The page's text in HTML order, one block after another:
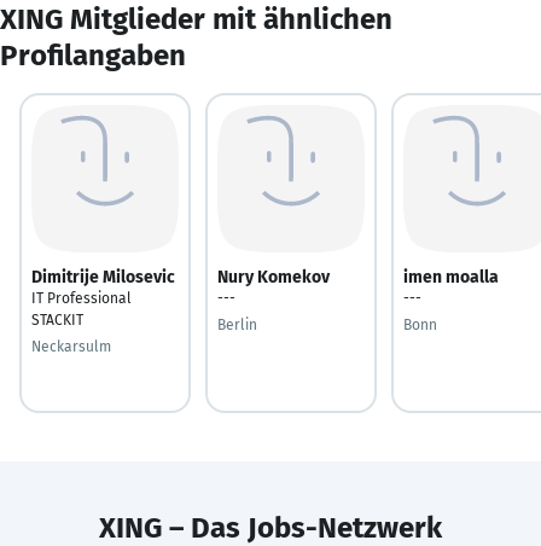
XING Mitglieder mit ähnlichen
Profilangaben
Dimitrije Milosevic
IT Professional
STACKIT
Neckarsulm
Nury Komekov
---
Berlin
imen moalla
---
Bonn
XING – Das Jobs-Netzwerk